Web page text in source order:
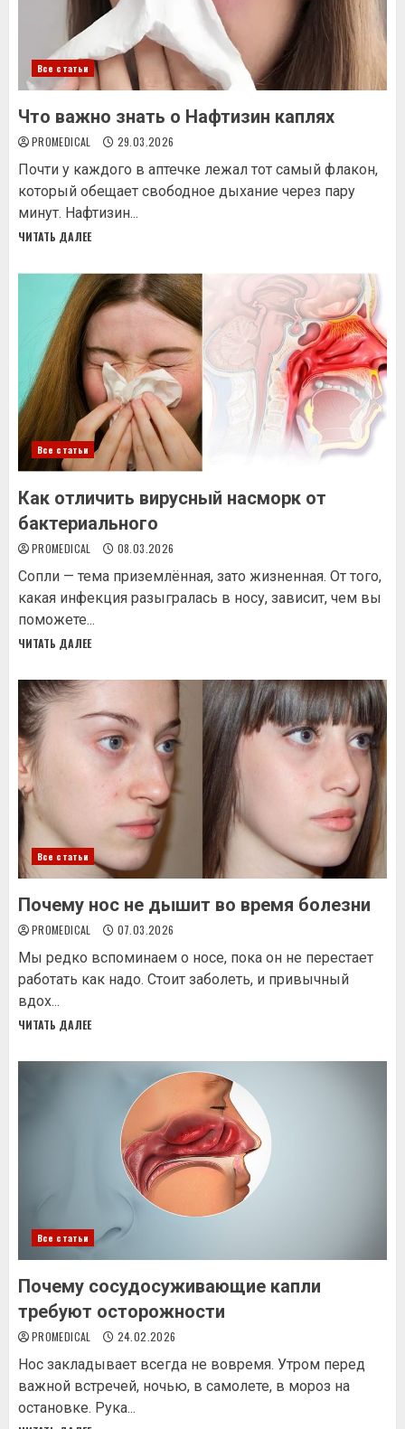
Все статьи
Что важно знать о Нафтизин каплях
PROMEDICAL 29.03.2026
Почти у каждого в аптечке лежал тот самый флакон,
который обещает свободное дыхание через пару
минут. Нафтизин...
ЧИТАТЬ ДАЛЕЕ
Все статьи
Как отличить вирусный насморк от
бактериального
PROMEDICAL 08.03.2026
Сопли — тема приземлённая, зато жизненная. От того,
какая инфекция разыгралась в носу, зависит, чем вы
поможете...
ЧИТАТЬ ДАЛЕЕ
Все статьи
Почему нос не дышит во время болезни
PROMEDICAL 07.03.2026
Мы редко вспоминаем о носе, пока он не перестает
работать как надо. Стоит заболеть, и привычный
вдох...
ЧИТАТЬ ДАЛЕЕ
Все статьи
Почему сосудосуживающие капли
требуют осторожности
PROMEDICAL 24.02.2026
Нос закладывает всегда не вовремя. Утром перед
важной встречей, ночью, в самолете, в мороз на
остановке. Рука...